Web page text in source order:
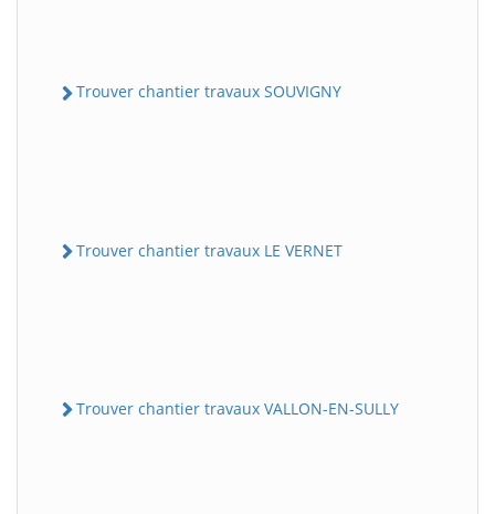
Trouver chantier travaux SOUVIGNY
Trouver chantier travaux LE VERNET
Trouver chantier travaux VALLON-EN-SULLY